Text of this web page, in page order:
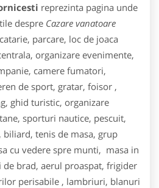
reprezinta pagina unde
despre Cazare vanatoare
parcare, loc de joaca
organizare evenimente,
camere fumatori,
de sport, gratar, foisor ,
ghid turistic, organizare
sporturi nautice, pescuit,
tenis de masa, grup
cu vedere spre munti, masa in
brad, aerul proaspat, frigider
perisabile , lambriuri, blanuri